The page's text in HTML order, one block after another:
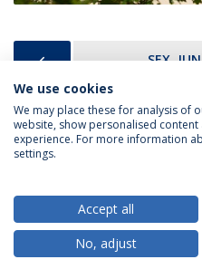
PREVIOUS SEX,
Política de Privacidade
© 2026
We use cookies
We may place these for analysis of
website, show personalised
experience. For more information
settings.
Accept all
No, adjust